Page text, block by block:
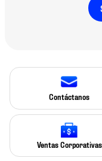
Contáctanos
Ventas Corporativas